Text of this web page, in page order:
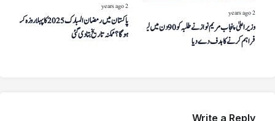
2 years ago
پاکستان میں رمضان المبارک 2025 کا پہلا روزہ کب
ہوگا؟ ممکنہ تاریخ بتا دی گئی
2 years ago
وزیر اعلیٰ پنجاب مریم نواز نے طلبہ کو 90 دن میں لیپ ٹاپ
فراہم کرنے کا ہدف دے دیا
Write a Reply